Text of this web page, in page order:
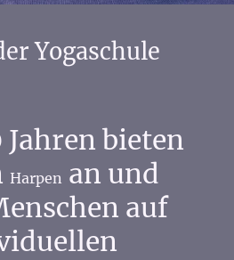
Yogaschule
Jahren bieten
Harpen an und
auf